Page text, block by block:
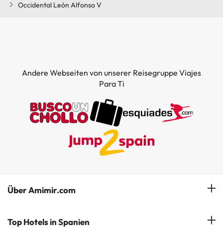
Occidental León Alfonso V
Andere Webseiten von unserer Reisegruppe Viajes
Para Ti
Über Amimir.com
Unser Team
Top Hotels in Spanien